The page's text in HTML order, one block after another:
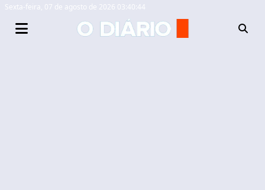
Sexta-feira, 07 de agosto de 2026 03:40:45